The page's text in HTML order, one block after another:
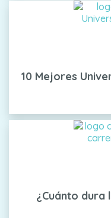
10 Mejores
¿Cuánto dura